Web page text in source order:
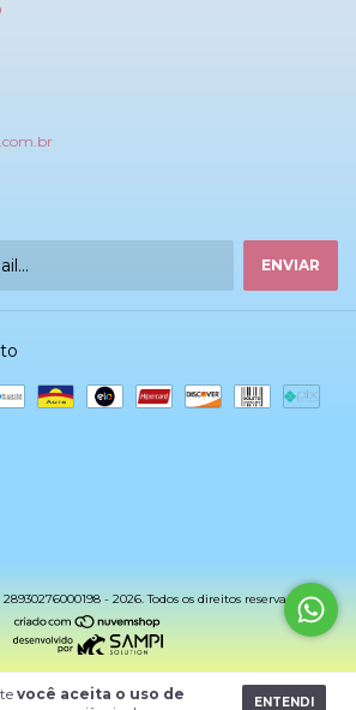
você aceita o uso de
ENTENDI
- 2026. Todos os direitos reservados.